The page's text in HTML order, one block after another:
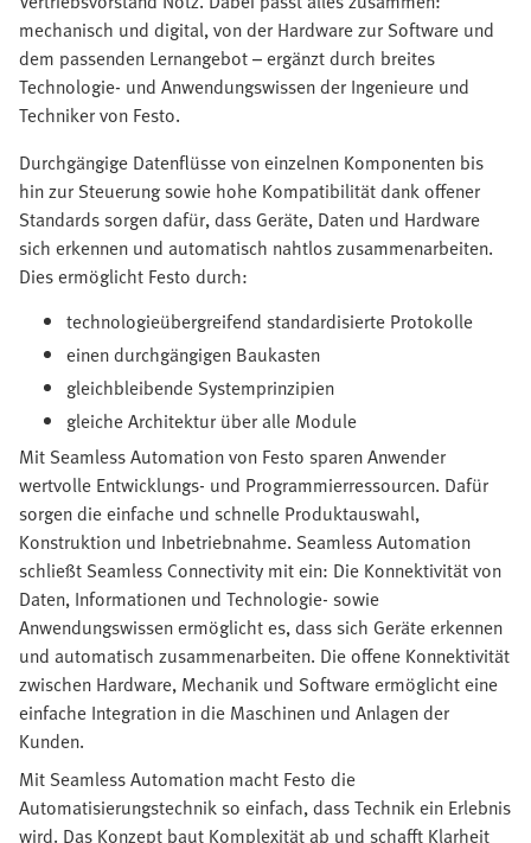
mechanisch und digital, von der Hardware zur Software und
dem passenden Lernangebot – ergänzt durch breites
Technologie- und Anwendungswissen der Ingenieure und
Techniker von Festo.
Durchgängige Datenflüsse von einzelnen Komponenten bis
hin zur Steuerung sowie hohe Kompatibilität dank offener
Standards sorgen dafür, dass Geräte, Daten und Hardware
sich erkennen und automatisch nahtlos zusammenarbeiten.
Dies ermöglicht Festo durch:
technologieübergreifend standardisierte Protokolle
einen durchgängigen Baukasten
gleichbleibende Systemprinzipien
gleiche Architektur über alle Module
Mit Seamless Automation von Festo sparen Anwender
wertvolle Entwicklungs- und Programmierressourcen. Dafür
sorgen die einfache und schnelle Produktauswahl,
Konstruktion und Inbetriebnahme. Seamless Automation
schließt Seamless Connectivity mit ein: Die Konnektivität von
Daten, Informationen und Technologie- sowie
Anwendungswissen ermöglicht es, dass sich Geräte erkennen
und automatisch zusammenarbeiten. Die offene Konnektivität
zwischen Hardware, Mechanik und Software ermöglicht eine
einfache Integration in die Maschinen und Anlagen der
Kunden.
Mit Seamless Automation macht Festo die
Automatisierungstechnik so einfach, dass Technik ein Erlebnis
wird. Das Konzept baut Komplexität ab und schafft Klarheit